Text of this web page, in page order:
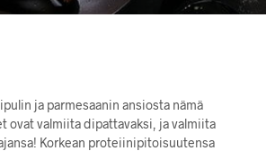
ja parmesaanin ansiosta nämä
ovat valmiita dipattavaksi, ja valmiita
Korkean proteiinipitoisuutensa